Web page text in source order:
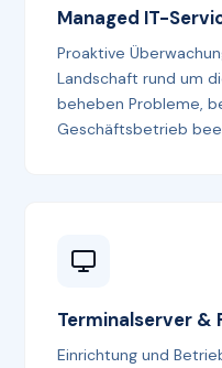
Managed IT-
Proaktive
Landschaft rund um
beheben Probleme,
Geschäftsbetrieb
Terminalserver
Einrichtung und